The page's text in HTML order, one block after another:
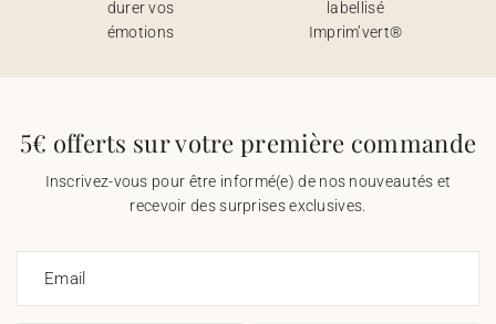
durer vos
émotions
labellisé
Imprim’vert®
5€ offerts sur votre première commande
Inscrivez-vous pour être informé(e) de nos nouveautés et
recevoir des surprises exclusives.
Email